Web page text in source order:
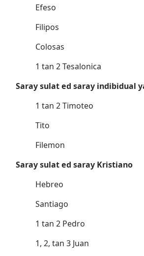
Efeso
Filipos
Colosas
1 tan 2 Tesalonica
Saray sulat ed saray indibidual
1 tan 2 Timoteo
Tito
Filemon
Saray sulat ed saray Kristiano
Hebreo
Santiago
1 tan 2 Pedro
1, 2, tan 3 Juan